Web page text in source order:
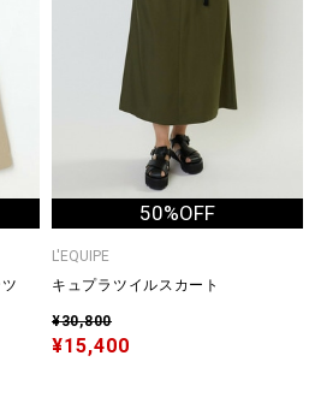
50%OFF
L'EQUIPE
キュプラツイルスカート
¥30,800
¥15,400